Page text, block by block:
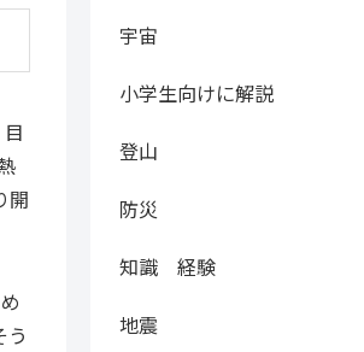
開
宇宙
小学生向けに解説
登山
防災
知識 経験
地震